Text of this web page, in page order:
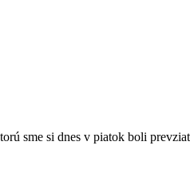
sme si dnes v piatok boli